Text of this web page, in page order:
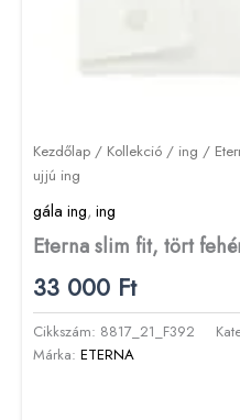
Kezdőlap / Kollekció / ing /
ujjú ing
gála ing, ing
Eterna slim fit, tört
33 000 Ft
Cikkszám: 8817_21_F392
Márka: ETERNA